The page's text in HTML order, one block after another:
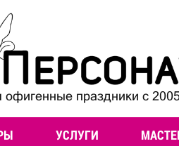
праздники с
УСЛУГИ